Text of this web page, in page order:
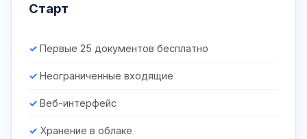
Старт
Первые 25 документов бесплатно
Неограниченные входящие
Веб-интерфейс
Хранение в облаке